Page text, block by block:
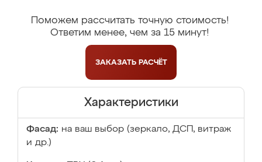
Поможем рассчитать точную стоимость!
Ответим менее, чем за 15 минут!
ЗАКАЗАТЬ РАСЧЁТ
Характеристики
Фасад: на ваш выбор (зеркало, ДСП, витраж
и др.)